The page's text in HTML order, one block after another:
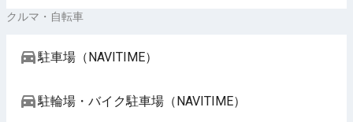
クルマ・自転車
駐車場（NAVITIME）
駐輪場・バイク駐車場（NAVITIME）